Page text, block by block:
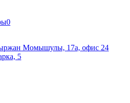
0
Момышулы, 17а, офис 24
5